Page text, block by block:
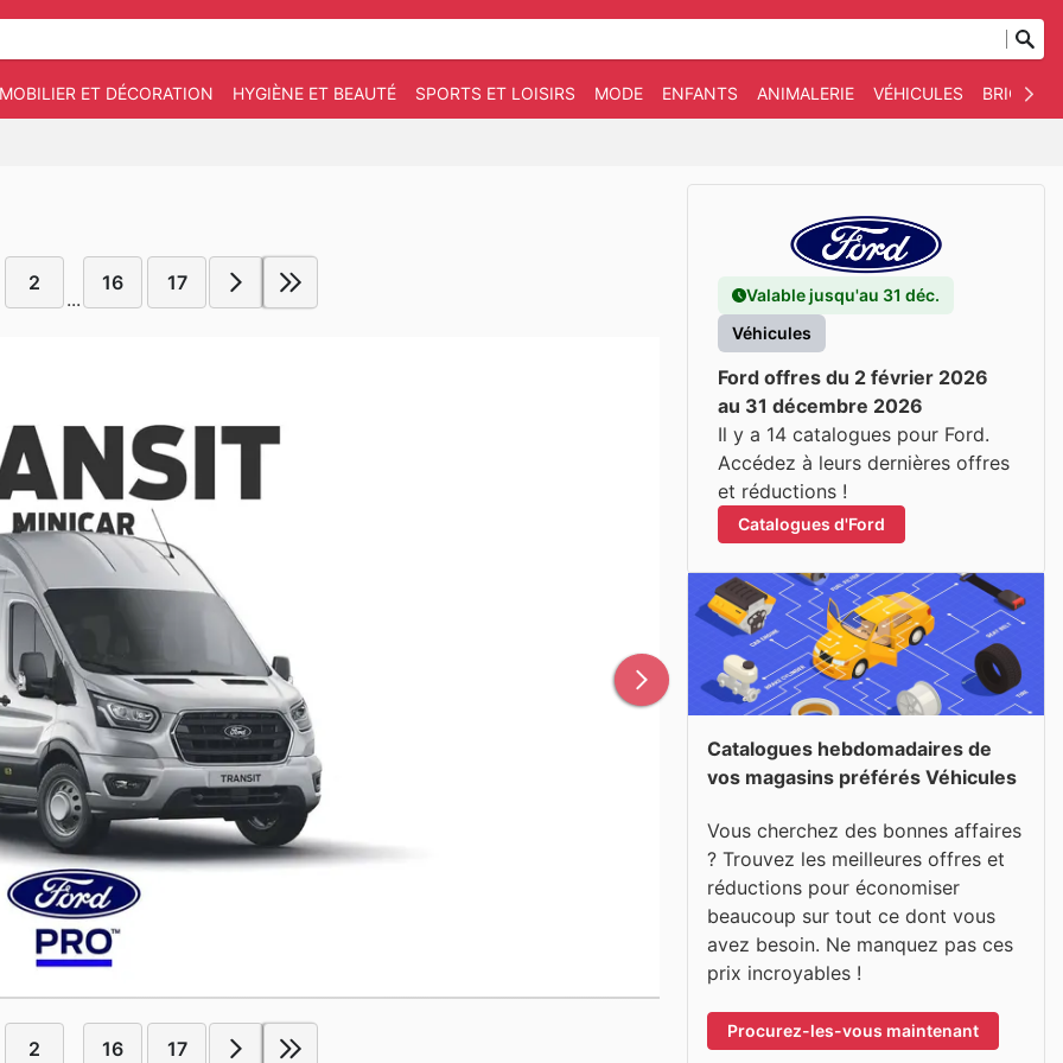
MOBILIER ET DÉCORATION HYGIÈNE ET BEAUTÉ SPORTS ET LOISIRS MODE ENFANTS ANIMALERIE VÉHICULES
2
...
16 17
2 16 17
Valable jusqu'au 31 déc.
Véhicules
Ford offres du 2 février 2026
au 31 décembre 2026
Il y a 14 catalogues pour Ford.
Accédez à leurs dernières offres
et réductions !
Catalogues d'Ford
Catalogues hebdomadaires de
vos magasins préférés Véhicules
Vous cherchez des bonnes affaires
? Trouvez les meilleures offres et
réductions pour économiser
beaucoup sur tout ce dont vous
avez besoin. Ne manquez pas ces
prix incroyables !
Procurez-les-vous maintenant